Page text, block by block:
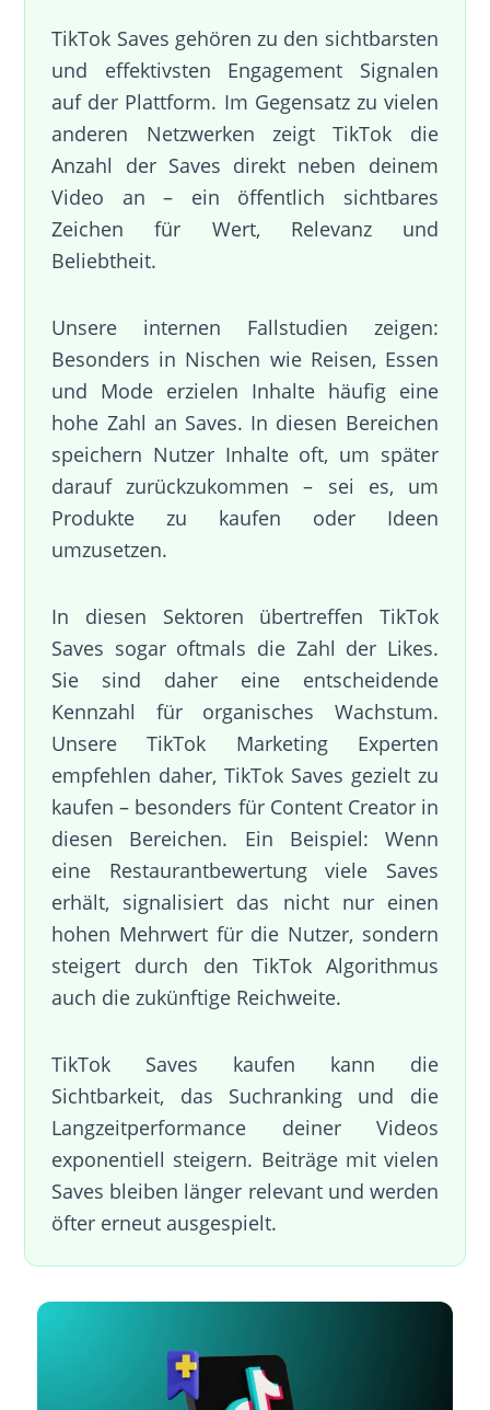
TikTok Saves gehören zu den sichtbarsten
und effektivsten Engagement Signalen
auf der Plattform. Im Gegensatz zu vielen
anderen Netzwerken zeigt TikTok die
Anzahl der Saves direkt neben deinem
Video an – ein öffentlich sichtbares
Zeichen für Wert, Relevanz und
Beliebtheit.
Unsere internen Fallstudien zeigen:
Besonders in Nischen wie Reisen, Essen
und Mode erzielen Inhalte häufig eine
hohe Zahl an Saves. In diesen Bereichen
speichern Nutzer Inhalte oft, um später
darauf zurückzukommen – sei es, um
Produkte zu kaufen oder Ideen
umzusetzen.
In diesen Sektoren übertreffen TikTok
Saves sogar oftmals die Zahl der Likes.
Sie sind daher eine entscheidende
Kennzahl für organisches Wachstum.
Unsere TikTok Marketing Experten
empfehlen daher, TikTok Saves gezielt zu
kaufen – besonders für Content Creator in
diesen Bereichen. Ein Beispiel: Wenn
eine Restaurantbewertung viele Saves
erhält, signalisiert das nicht nur einen
hohen Mehrwert für die Nutzer, sondern
steigert durch den TikTok Algorithmus
auch die zukünftige Reichweite.
TikTok Saves kaufen kann die
Sichtbarkeit, das Suchranking und die
Langzeitperformance deiner Videos
exponentiell steigern. Beiträge mit vielen
Saves bleiben länger relevant und werden
öfter erneut ausgespielt.